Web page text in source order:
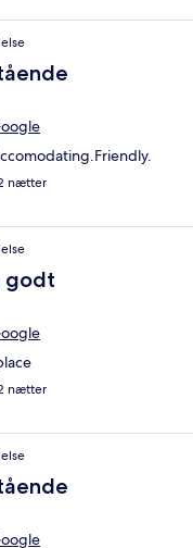
nætter
godt
nætter